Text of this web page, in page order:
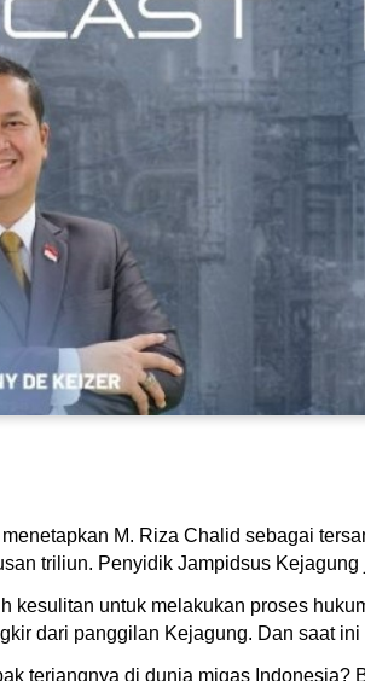
M. Riza Chalid sebagai
triliun. Penyidik Jampidsus
kesulitan untuk melakukan proses
dari panggilan Kejagung. Dan saat
terjangnya di dunia migas